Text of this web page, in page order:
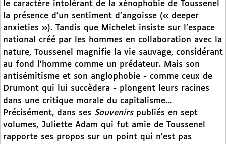
le caractère intolérant de la xénophobie de Toussenel
la présence d’un sentiment d’angoisse (« deeper
anxieties »). Tandis que Michelet insiste sur l’espace
national créé par les hommes en collaboration avec la
nature, Toussenel magnifie la vie sauvage, considérant
au fond l’homme comme un prédateur. Mais son
antisémitisme et son anglophobie - comme ceux de
Drumont qui lui succèdera - plongent leurs racines
dans une critique morale du capitalisme...
Précisément, dans ses Souvenirspubliés en sept
volumes, Juliette Adam qui fut amie de Toussenel
rapporte ses propos sur un point qui n’est pas